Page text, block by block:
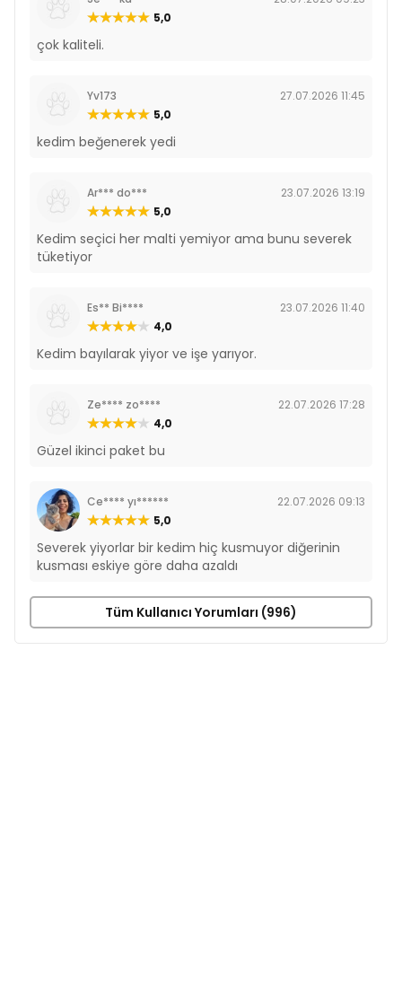
5,0
çok kaliteli.
Yv173
27.07.2026 11:45
5,0
kedim beğenerek yedi
Ar*** do***
23.07.2026 13:19
5,0
Kedim seçici her malti yemiyor ama bunu severek
tüketiyor
Es** Bi****
23.07.2026 11:40
4,0
Kedim bayılarak yiyor ve işe yarıyor.
Ze**** zo****
22.07.2026 17:28
4,0
Güzel ikinci paket bu
Ce**** yı******
22.07.2026 09:13
5,0
Severek yiyorlar bir kedim hiç kusmuyor diğerinin
kusması eskiye göre daha azaldı
Tüm Kullanıcı Yorumları (996)